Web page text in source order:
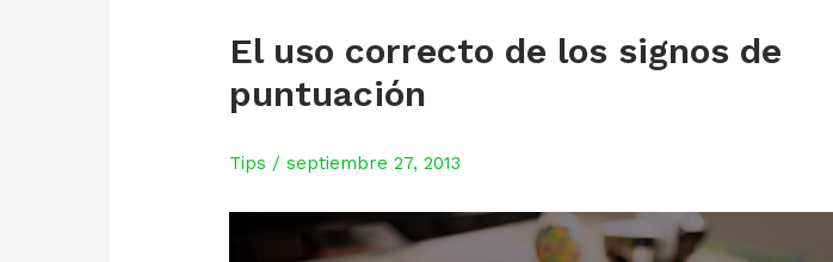
El uso correcto de los signos de
puntuación
Tips /septiembre 27, 2013